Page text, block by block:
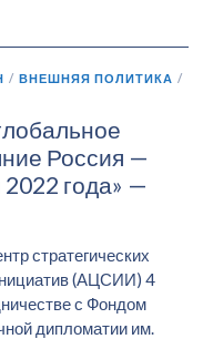
/ ВНЕШНЯЯ ПОЛИТИКА /
Россия —
2022 года» —
стратегических
(АЦСИИ) 4
с Фондом
дипломатии им.